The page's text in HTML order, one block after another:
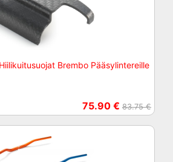
Brembo Pääsylintereille
75.90 € 83.75 €